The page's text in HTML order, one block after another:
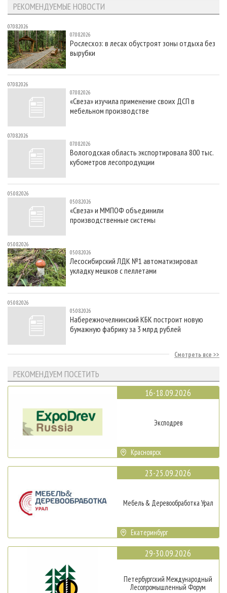
РЕКОМЕНДУЕМЫЕ НОВОСТИ
07.08.2026
07.08.2026
Рослесхоз: в лесах обустроят зоны отдыха без
вырубки
07.08.2026
07.08.2026
«Свеза» изучила применение своих ДСП в
мебельном производстве
07.08.2026
07.08.2026
Вологодская область экспортировала 800 тыс.
кубометров лесопродукции
05.08.2026
05.08.2026
«Свеза» и ММПОФ объединили
производственные системы
05.08.2026
05.08.2026
Лесосибирский ЛДК №1 автоматизировал
укладку мешков с пеллетами
05.08.2026
05.08.2026
Набережночелнинский КБК построит новую
бумажную фабрику за 3 млрд рублей
Смотреть все
РЕКОМЕНДУЕМ ПОСЕТИТЬ
16-18.09.2026
Эксподрев
Красноярск
23-25.09.2026
Мебель & Деревообработка Урал
Екатеринбург
29-30.09.2026
Петербургский Международный
Лесопромышленный Форум